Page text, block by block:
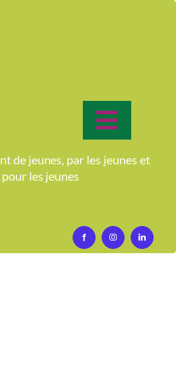
Toggle
Accueil
de jeunes, par les jeunes et
pour les jeunes
Psycho-sociales
Activités Fiches techniques